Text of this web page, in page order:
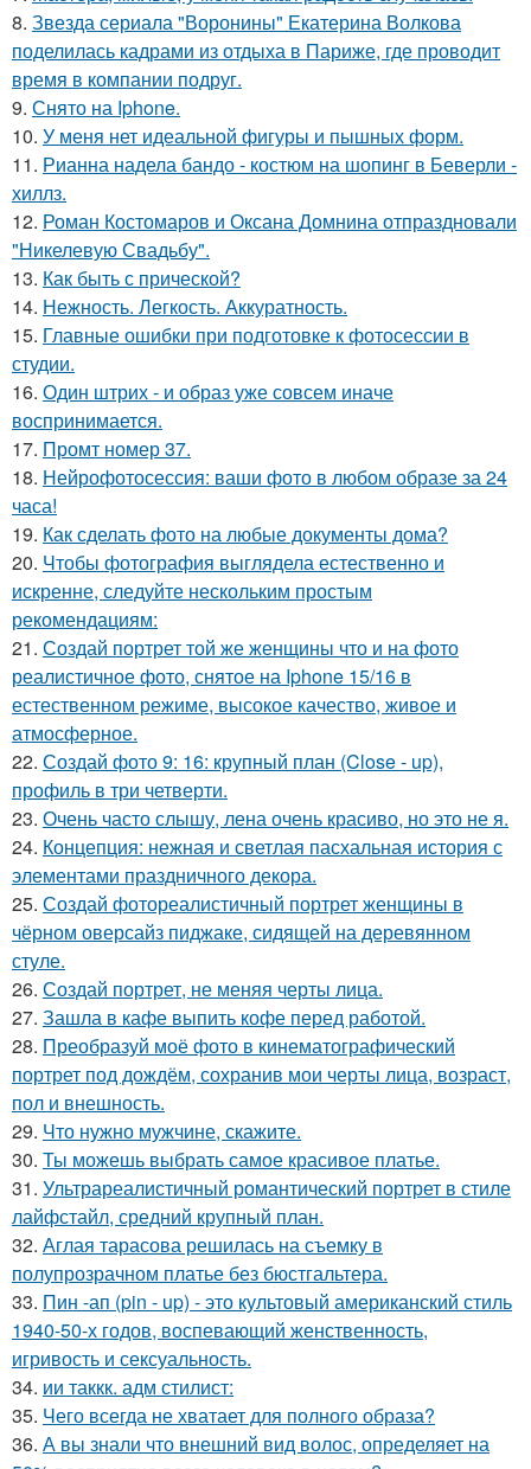
8. Звезда сериала "Воронины" Екатерина Волкова
поделилась кадрами из отдыха в Париже, где проводит
время в компании подруг.
9. Снято на Iphone.
10. У меня нет идеальной фигуры и пышных форм.
11. Рианна надела бандо - костюм на шопинг в Беверли -
хиллз.
12. Роман Костомаров и Оксана Домнина отпраздновали
"Никелевую Свадьбу".
13. Как быть с прической?
14. Нежность. Легкость. Аккуратность.
15. Главные ошибки при подготовке к фотосессии в
студии.
16. Один штрих - и образ уже совсем иначе
воспринимается.
17. Промт номер 37.
18. Нейрофотосессия: ваши фото в любом образе за 24
часа!
19. Как сделать фото на любые документы дома?
20. Чтобы фотография выглядела естественно и
искренне, следуйте нескольким простым
рекомендациям:
21. Создай портрет той же женщины что и на фото
реалистичное фото, снятое на Iphone 15/16 в
естественном режиме, высокое качество, живое и
атмосферное.
22. Создай фото 9: 16: крупный план (Close - up),
профиль в три четверти.
23. Очень часто слышу, лена очень красиво, но это не я.
24. Концепция: нежная и светлая пасхальная история с
элементами праздничного декора.
25. Создай фотореалистичный портрет женщины в
чёрном оверсайз пиджаке, сидящей на деревянном
стуле.
26. Создай портрет, не меняя черты лица.
27. Зашла в кафе выпить кофе перед работой.
28. Преобразуй моё фото в кинематографический
портрет под дождём, сохранив мои черты лица, возраст,
пол и внешность.
29. Что нужно мужчине, скажите.
30. Ты можешь выбрать самое красивое платье.
31. Ультрареалистичный романтический портрет в стиле
лайфстайл, средний крупный план.
32. Аглая тарасова решилась на съемку в
полупрозрачном платье без бюстгальтера.
33. Пин -ап (pin - up) - это культовый американский стиль
1940-50-х годов, воспевающий женственность,
игривость и сексуальность.
34. ии таккк. адм стилист:
35. Чего всегда не хватает для полного образа?
36. А вы знали что внешний вид волос, определяет на